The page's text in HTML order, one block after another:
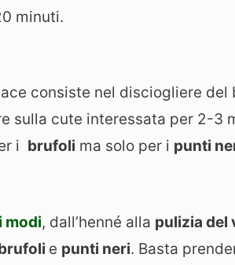
minuti.
consiste nel disciogliere del
sulla cute interessata per 2-3
i brufoli ma solo per i punti
modi, dall’henné alla pulizia del
e punti neri. Basta